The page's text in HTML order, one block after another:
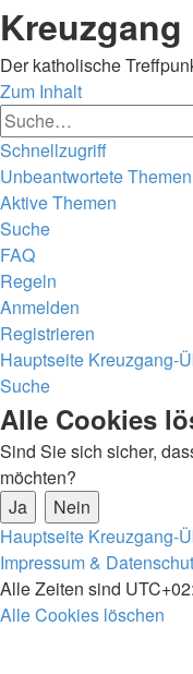
Kreuzgang
Der katholische
Zum Inhalt
Schnellzugriff
Unbeantwortete Themen
Aktive Themen
Suche
FAQ
Regeln
Anmelden
Registrieren
Hauptseite Kreuzgang-
Suche
Alle Cookies
Sind Sie sich sicher,
möchten?
Hauptseite Kreuzgang-
Impressum &
Alle Zeiten sind
Alle Cookies löschen